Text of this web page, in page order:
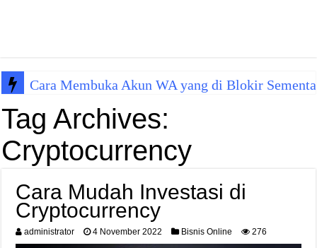
Cara Membuka Akun WA yang di Blokir
Tag Archives:
Cryptocurrency
Cara Mudah Investasi di
Cryptocurrency
administrator 4 November 2022 Bisnis Online 276